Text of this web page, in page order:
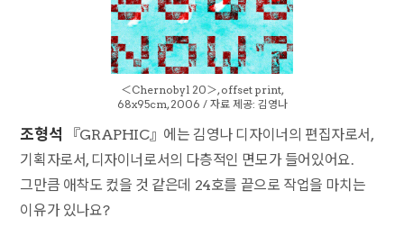
＜Chernobyl 20＞, offset print,
68x95cm, 2006 / 자료 제공: 김영나
조형석 『GRAPHIC』에는 김영나 디자이너의 편집자로서,
기획자로서, 디자이너로서의 다층적인 면모가 들어있어요.
그만큼 애착도 컸을 것 같은데 24호를 끝으로 작업을 마치는
이유가 있나요?